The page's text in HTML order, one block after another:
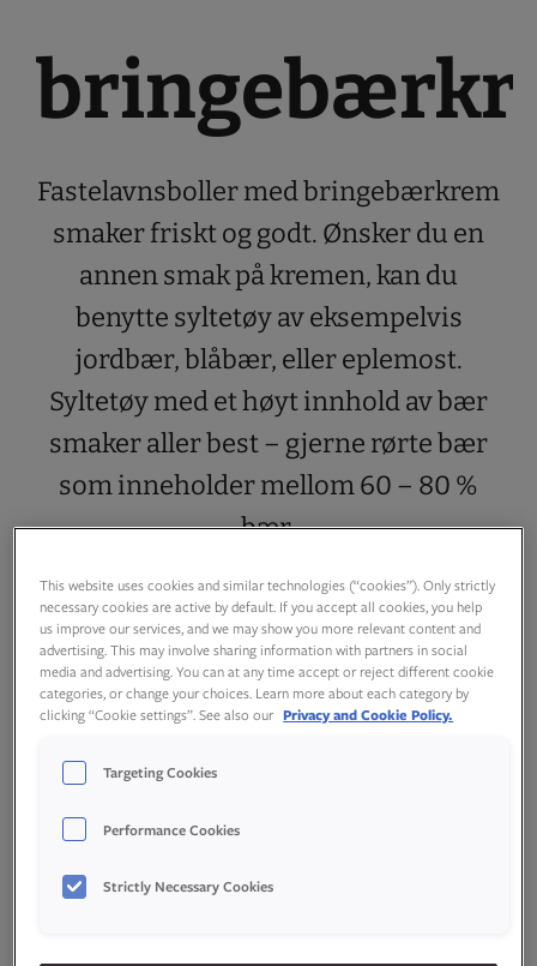
Fastelavnsboller med bringebærkrem
smaker friskt og godt. Ønsker du en
annen smak på kremen, kan du
benytte syltetøy av eksempelvis
jordbær, blåbær, eller eplemost.
Syltetøy med et høyt innhold av bær
smaker aller best – gjerne rørte bær
som inneholder mellom 60 – 80 %
bær.
This website uses cookies and similar technologies (“cookies”). Only strictly
necessary cookies are active by default. If you accept all cookies, you help
us improve our services, and we may show you more relevant content and
advertising. This may involve sharing information with partners in social
media and advertising. You can at any time accept or reject different cookie
categories, or change your choices. Learn more about each category by
clicking “Cookie settings”. See also our Privacy and Cookie Policy.
Targeting Cookies
Performance Cookies
Strictly Necessary Cookies